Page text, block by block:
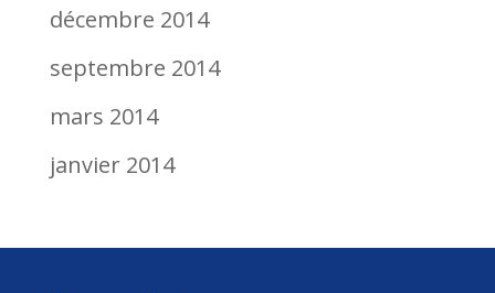
décembre 2014
septembre 2014
mars 2014
janvier 2014